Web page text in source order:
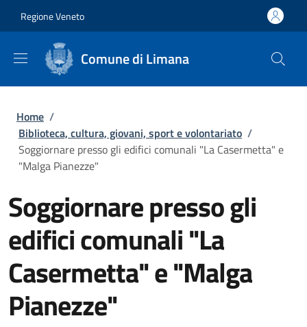
Regione Veneto
Comune di Limana
Briciole di pane
Home /
Biblioteca, cultura, giovani, sport e volontariato /
Soggiornare presso gli edifici comunali "La Casermetta" e
"Malga Pianezze"
Soggiornare presso gli
edifici comunali "La
Casermetta" e "Malga
Pianezze"